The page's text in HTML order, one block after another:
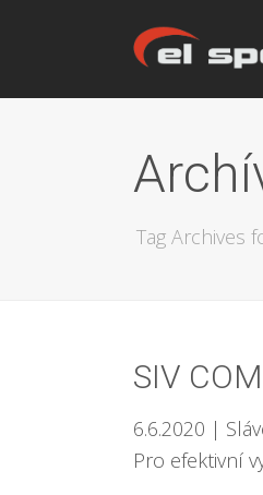
Tag Archives
SIV
6.6.2020 |
Pro efektivní